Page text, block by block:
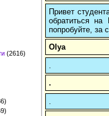
(2616)
Привет
обратиться
попробуйте, за
Olya
.
.
.